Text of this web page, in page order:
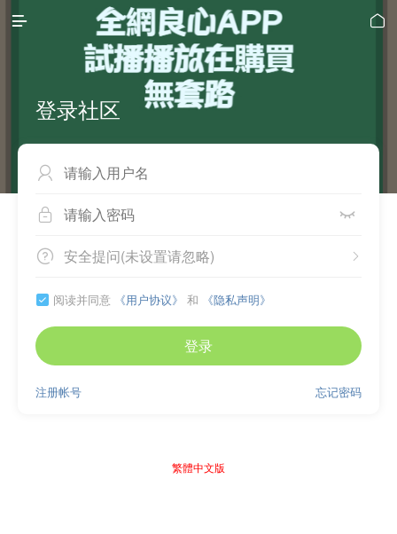
 
登录社区

 
 
安全提问(未设置请忽略)
 阅读并同意 《用户协议》 和 《隐私声明》
登录
忘记密码
注册帐号
繁體中文版